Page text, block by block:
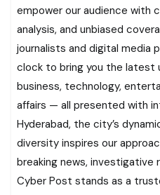
empower our audience with
analysis, and unbiased
journalists and digital media
clock to bring you the latest
business, technology,
affairs — all presented with
Hyderabad, the city’s
diversity inspires our
breaking news,
Cyber Post stands as a